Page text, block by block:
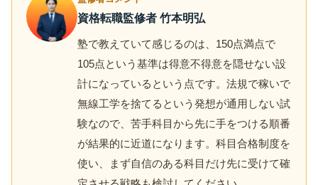
資格転職監修者 竹本明弘
塾で教えていて感じるのは、150点満点で
105点という基準は得意不得意を隠せない設
計になっているという点です。法規で稼いで
無線工学を捨てるという発想が通用しない試
験なので、苦手科目から先に手をつける順番
が結果的に近道になります。科目合格制度を
使い、まず自信のある科目だけ先に受けて確